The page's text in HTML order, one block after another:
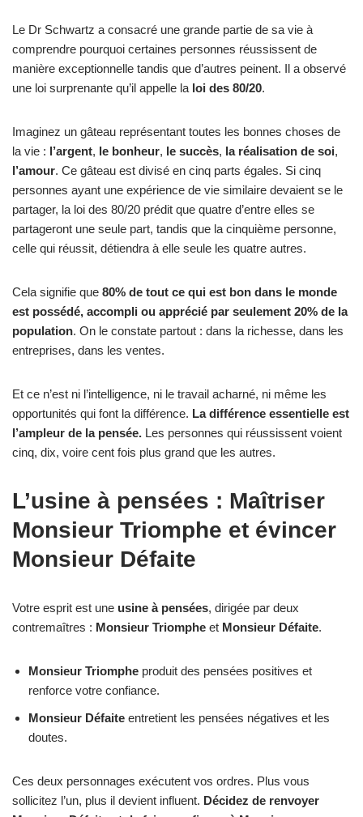
Le Dr Schwartz a consacré une grande partie de sa vie à
comprendre pourquoi certaines personnes réussissent de
manière exceptionnelle tandis que d’autres peinent. Il a observé
une loi surprenante qu’il appelle la loi des 80/20.
Imaginez un gâteau représentant toutes les bonnes choses de
la vie : l’argent, le bonheur, le succès, la réalisation de soi,
l’amour. Ce gâteau est divisé en cinq parts égales. Si cinq
personnes ayant une expérience de vie similaire devaient se le
partager, la loi des 80/20 prédit que quatre d’entre elles se
partageront une seule part, tandis que la cinquième personne,
celle qui réussit, détiendra à elle seule les quatre autres.
Cela signifie que 80% de tout ce qui est bon dans le monde
est possédé, accompli ou apprécié par seulement 20% de la
population. On le constate partout : dans la richesse, dans les
entreprises, dans les ventes.
Et ce n’est ni l’intelligence, ni le travail acharné, ni même les
opportunités qui font la différence. La différence essentielle est
l’ampleur de la pensée. Les personnes qui réussissent voient
cinq, dix, voire cent fois plus grand que les autres.
L’usine à pensées : Maîtriser
Monsieur Triomphe et évincer
Monsieur Défaite
Votre esprit est une usine à pensées, dirigée par deux
contremaîtres : Monsieur Triomphe et Monsieur Défaite.
Monsieur Triomphe produit des pensées positives et
renforce votre confiance.
Monsieur Défaite entretient les pensées négatives et les
doutes.
Ces deux personnages exécutent vos ordres. Plus vous
sollicitez l’un, plus il devient influent. Décidez de renvoyer